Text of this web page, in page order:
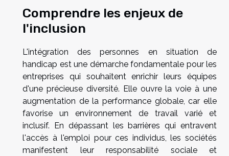
Comprendre les enjeux de
l'inclusion
L'intégration des personnes en situation de
handicap est une démarche fondamentale pour les
entreprises qui souhaitent enrichir leurs équipes
d'une précieuse diversité. Elle ouvre la voie à une
augmentation de la performance globale, car elle
favorise un environnement de travail varié et
inclusif. En dépassant les barrières qui entravent
l'accès à l'emploi pour ces individus, les sociétés
manifestent leur responsabilité sociale et